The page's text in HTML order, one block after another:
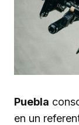
Puebla
en un